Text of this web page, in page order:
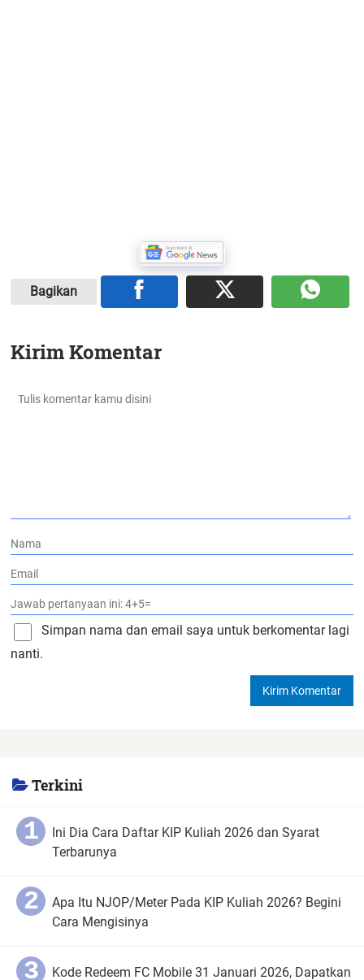
Bagikan
Kirim Komentar
Simpan nama dan email saya untuk berkomentar lagi
nanti.
Terkini
Ini Dia Cara Daftar KIP Kuliah 2026 dan Syarat
Terbarunya
Apa Itu NJOP/Meter Pada KIP Kuliah 2026? Begini
Cara Mengisinya
Kode Redeem FC Mobile 31 Januari 2026, Dapatkan